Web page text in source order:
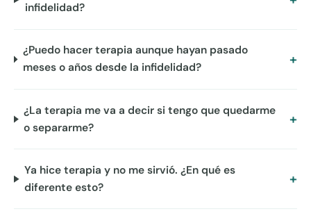
infidelidad?
¿Puedo hacer terapia aunque hayan pasado
meses o años desde la infidelidad?
¿La terapia me va a decir si tengo que quedarme
o separarme?
Ya hice terapia y no me sirvió. ¿En qué es
diferente esto?